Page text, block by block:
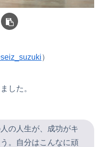
）
した。
の人生が、成功がキ
。自分はこんなに頑